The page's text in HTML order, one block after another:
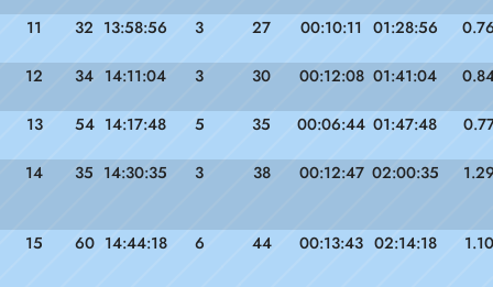
11 32 13:58:56 3 27 00:10:11 01:28:56
12 34 14:11:04 3 30 00:12:08 01:41:04
13 54 14:17:48 5 35 00:06:44 01:47:48
14 35 14:30:35 3 38 00:12:47 02:00:35
15 60 14:44:18 6 44 00:13:43 02:14:18 1.10